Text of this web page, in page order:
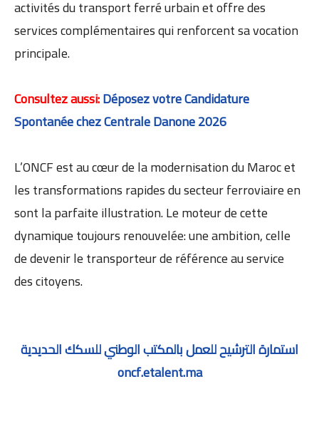
activités du transport ferré urbain et offre des
services complémentaires qui renforcent sa vocation
principale.
Consultez aussi:Déposez votre Candidature
Spontanée chez Centrale Danone 2026
L’ONCF est au cœur de la modernisation du Maroc et
les transformations rapides du secteur ferroviaire en
sont la parfaite illustration. Le moteur de cette
dynamique toujours renouvelée: une ambition, celle
de devenir le transporteur de référence au service
des citoyens.
استمارة الترشيح للعمل بالمكتب الوطني للسكك الحديدية
oncf.etalent.ma